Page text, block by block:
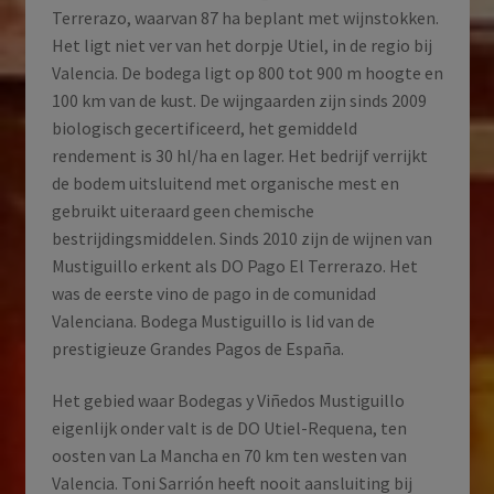
Terrerazo, waarvan 87 ha beplant met wijnstokken.
Het ligt niet ver van het dorpje Utiel, in de regio bij
Valencia. De bodega ligt op 800 tot 900 m hoogte en
100 km van de kust. De wijngaarden zijn sinds 2009
biologisch gecertificeerd, het gemiddeld
rendement is 30 hl/ha en lager. Het bedrijf verrijkt
de bodem uitsluitend met organische mest en
gebruikt uiteraard geen chemische
bestrijdingsmiddelen. Sinds 2010 zijn de wijnen van
Mustiguillo erkent als DO Pago El Terrerazo. Het
was de eerste vino de pago in de comunidad
Valenciana. Bodega Mustiguillo is lid van de
prestigieuze Grandes Pagos de España.
Het gebied waar Bodegas y Viñedos Mustiguillo
eigenlijk onder valt is de DO Utiel-Requena, ten
oosten van La Mancha en 70 km ten westen van
Valencia. Toni Sarrión heeft nooit aansluiting bij